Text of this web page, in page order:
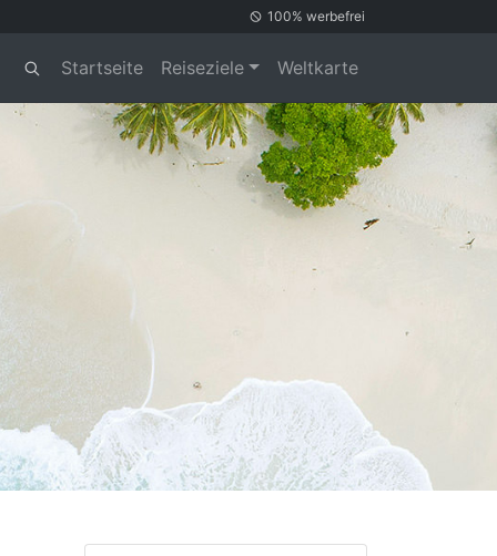
100% werbefrei
Startseite Reiseziele Weltkarte